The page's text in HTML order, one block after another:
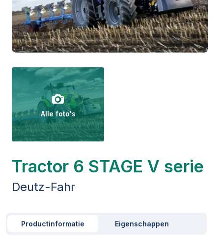
Alle foto's
Tractor 6 STAGE V serie
Deutz-Fahr
Productinformatie Eigenschappen